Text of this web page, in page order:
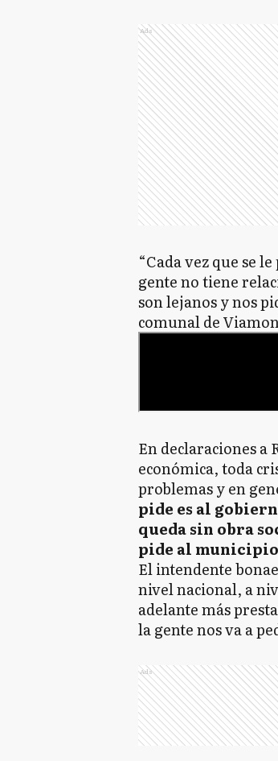
Ads
“Cada vez que se
gente no tiene
son lejanos y nos
comunal de
En declaraciones a
económica, toda
problemas y en
pide es al
queda sin obra
pide al
El intendente
nivel nacional, a
adelante más
la gente nos va a
Ads